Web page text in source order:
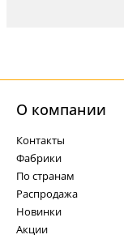
О компании
Контакты
Фабрики
По странам
Распродажа
Новинки
Акции